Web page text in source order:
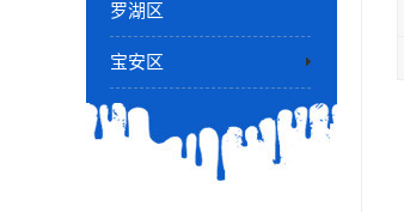
罗湖区
宝安区